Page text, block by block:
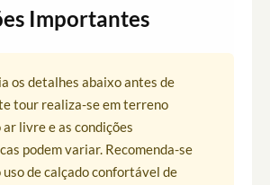
Importantes
os detalhes abaixo antes de
tour realiza-se em terreno
livre e as condições
podem variar. Recomenda-se
de calçado confortável de